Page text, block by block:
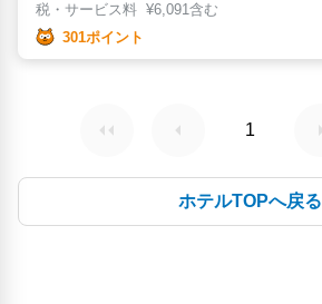
税・サービス料 ¥6,091含む
301ポイント
1
ホテルTOPへ戻る